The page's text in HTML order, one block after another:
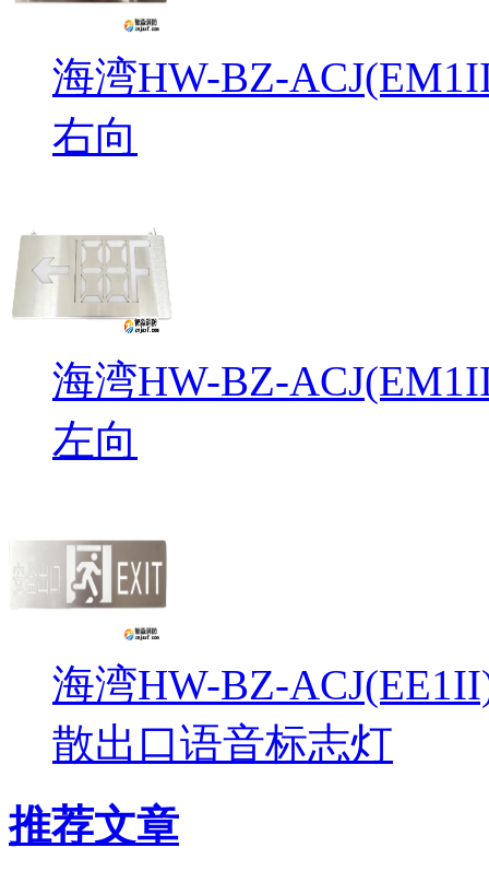
海湾HW-BZ-
右向
海湾HW-BZ-
左向
海湾HW-BZ-
散出口语音标志灯
推荐文章